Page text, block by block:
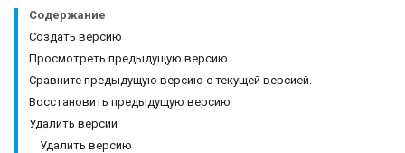
Содержание
Создать версию
Просмотреть предыдущую версию
Сравните предыдущую версию с текущей версией.
Восстановить предыдущую версию
Удалить версии
Удалить версию